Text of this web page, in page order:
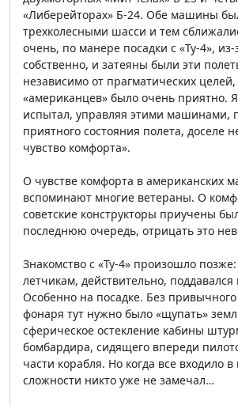
«Либерейторах» Б-24. Обе машины
трехколесными шасси и тем
очень, по манере посадки с «Ту-4», из-
собственно, и затеяны были эти
независимо от прагматических
«американцев» было очень приятно.
испытал, управляя этими машинами,
приятного состояния полета, доселе
чувство комфорта».
О чувстве комфорта в американских
вспоминают многие ветераны. О
советские конструкторы приучены
последнюю очередь, отрицать это
Знакомство с «Ту-4» произошло
летчикам, действительно, поддавался
Особенно на посадке. Без привычного
фонаря тут нужно было «щупать»
сферическое остекление кабины
бомбардира, сидящего впереди
части корабля. Но когда все входило
сложности никто уже не замечал…